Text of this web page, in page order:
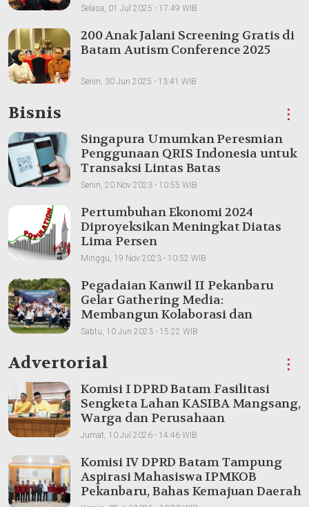
Selasa, 01 Jul 2025 - 17:49 WIB
200 Anak Jalani Screening Gratis di
Batam Autism Conference 2025
Senin, 30 Jun 2025 - 13:41 WIB
Bisnis ⋮
Singapura Umumkan Peresmian
Penggunaan QRIS Indonesia untuk
Transaksi Lintas Batas
Senin, 20 Nov 2023 - 10:55 WIB
Pertumbuhan Ekonomi 2024
Diproyeksikan Meningkat Diatas
Lima Persen
Minggu, 19 Nov 2023 - 10:52 WIB
Pegadaian Kanwil II Pekanbaru
Gelar Gathering Media:
Membangun Kolaborasi dan
Meningkatkan Pemahaman Produk
Sabtu, 10 Jun 2023 - 15:22 WIB
Advertorial ⋮
Komisi I DPRD Batam Fasilitasi
Sengketa Lahan KASIBA Mangsang,
Warga dan Perusahaan
Dipertemukan
Jumat, 10 Jul 2026 - 14:46 WIB
Komisi IV DPRD Batam Tampung
Aspirasi Mahasiswa IPMKOB
Pekanbaru, Bahas Kemajuan Daerah